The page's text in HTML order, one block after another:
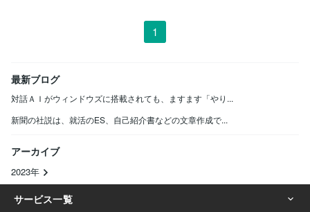
1
最新ブログ
対話ＡＩがウィンドウズに搭載されても、ますます「やり...
新聞の社説は、就活のES、自己紹介書などの文章作成で...
アーカイブ
2023年